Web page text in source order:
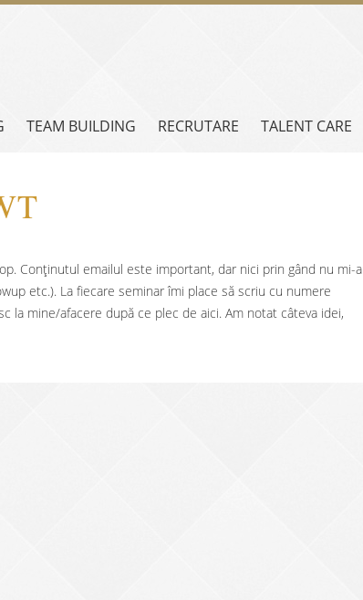
TEAM BUILDING RECRUTARE TALENT CARE
Conținutul emailul este important, dar nici prin gând nu mi-a
etc.). La fiecare seminar îmi place să scriu cu numere
la mine/afacere după ce plec de aici. Am notat câteva idei,